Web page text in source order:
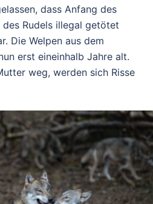
dass Anfang des
Rudels illegal getötet
Die Welpen aus dem
erst eineinhalb Jahre alt.
weg, werden sich Risse